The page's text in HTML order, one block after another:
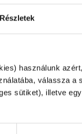
Részletek
használunk
válassza a
sütiket), illetve
by Block,
a
és a
a
és